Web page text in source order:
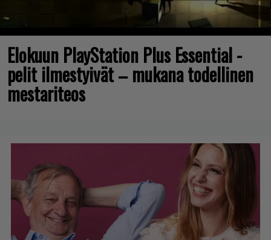
Elokuun PlayStation Plus Essential -
pelit ilmestyivät – mukana todellinen
mestariteos